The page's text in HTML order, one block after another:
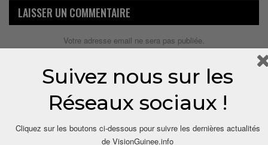
LAISSER UN COMMENTAIRE
Votre adresse email ne sera pas publiée.
Suivez nous sur les
Réseaux sociaux !
Cliquez sur les boutons ci-dessous pour suivre les dernières actualités
de VisionGuinee.info